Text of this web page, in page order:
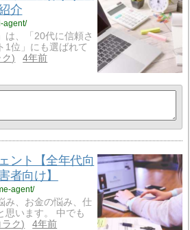
介
agent/
は、「20代に信頼さ
1位」にも選ばれて
ク
4年前
ント【全年代向
者向け】
agent/
み、お金の悩み、仕
思います。 中でも
ラク
4年前